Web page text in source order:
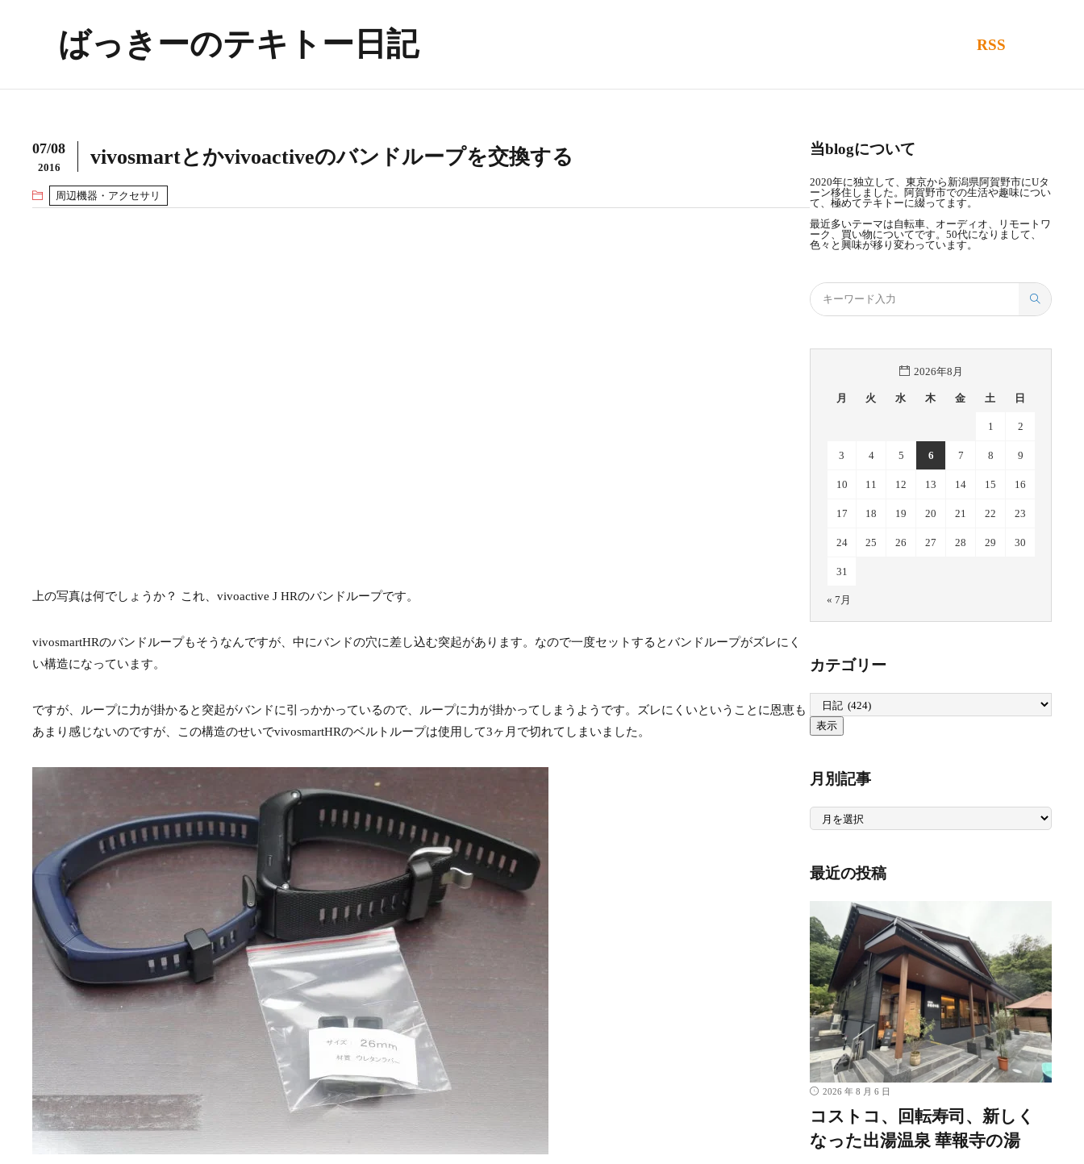
ばっきーのテキトー日記 RSS
07/08
2016 vivosmartとかvivoactiveのバンドループを交換する
周辺機器・アクセサリ
上の写真は何でしょうか？ これ、vivoactive J HRのバンドループです。
vivosmartHRのバンドループもそうなんですが、中にバンドの穴に差し込む突起があります。なので一度セットするとバンドループがズレにく
い構造になっています。
ですが、ループに力が掛かると突起がバンドに引っかかっているので、ループに力が掛かってしまうようです。ズレにくいということに恩恵も
あまり感じないのですが、この構造のせいでvivosmartHRのベルトループは使用して3ヶ月で切れてしまいました。
当blogについて
2020年に独立して、東京から新潟県阿賀野市にUタ
ーン移住しました。阿賀野市での生活や趣味につい
て、極めてテキトーに綴ってます。
最近多いテーマは自転車、オーディオ、リモートワ
ーク、買い物についてです。50代になりまして、
色々と興味が移り変わっています。
2026年8月
月 火 水 木 金 土 日
1 2
3 4 5 6 7 8 9
10 11 12 13 14 15 16
17 18 19 20 21 22 23
24 25 26 27 28 29 30
31
« 7月
カテゴリー
月別記事
月
記
最近の投稿
2026 年 8 月 6 日
コストコ、回転寿司、新しく
なった出湯温泉 華報寺の湯